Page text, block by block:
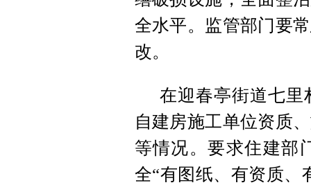
全水平。监管部门要
改。
在迎春亭街道七里
自建房施工单位资质
等情况。要求住建部
全“有图纸、有资质、